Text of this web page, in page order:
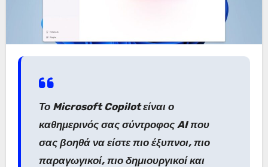
Το Microsoft Copilot είναι ο
καθημερινός σας σύντροφος AI που
σας βοηθά να είστε πιο έξυπνοι, πιο
παραγωγικοί, πιο δημιουργικοί και